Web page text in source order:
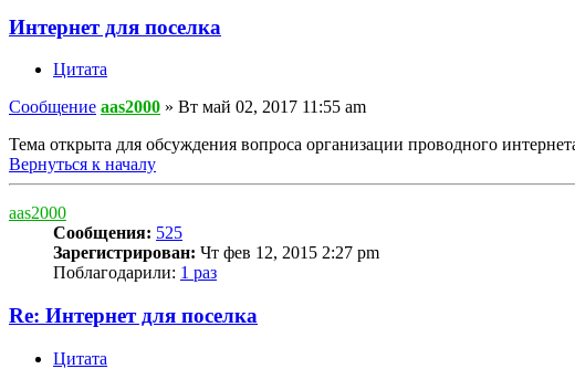
Интернет для поселка
Цитата
Сообщение aas2000 » Вт май 02, 2017 11:55 am
Тема открыта для обсуждения вопроса организации проводного
Вернуться к началу
aas2000
Сообщения: 525
Зарегистрирован: Чт фев 12, 2015 2:27 pm
Поблагодарили: 1 раз
Re: Интернет для поселка
Цитата